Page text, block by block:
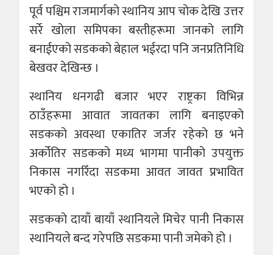
पूर्व पश्चिम राजमार्गको स्थानिय आप चोक देखि उत्तर
सर्रे खोला समिपका बस्तीहरूमा जानको लागि
बनाईएको सडकको बेहाल भईरदा पनि जनप्रतिनिधि
बेखवर देखिन्छ ।
स्थानिय धनगढी बजार भएर राष्ट्रका विभिन्न
ठाउँहरूमा आवात जावतका लागि बनाइएको
सडकको अवस्था एकातिर जर्जर रहेको छ भने
अर्कोतिर सडकको मध्य भागमा पानीको उपयुक्त
निकास नगरिँदा सडकमा आवत जावत प्रभावित
भएको हो ।
सडकको दायाँ बायाँ स्थानियले मिचेर पानी निकास
स्थानियले बन्द गरेपछि सडकमा पानी जमेको हो ।